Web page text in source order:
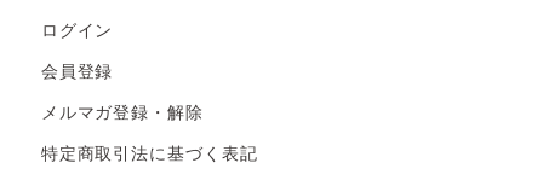
ログイン
会員登録
メルマガ登録・解除
特定商取引法に基づく表記